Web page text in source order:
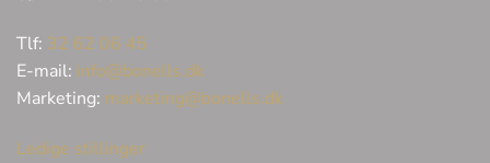
Tlf: 32 62 06 45
E-mail: info@bonells.dk
Marketing: marketing@bonells.dk
Ledige stillinger